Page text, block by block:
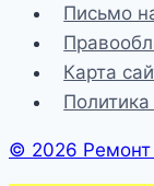
Письмо
Карта
© 2026 Ремонт